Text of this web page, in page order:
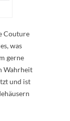
Couture
was
gerne
Wahrheit
und ist